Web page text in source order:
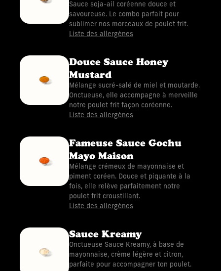
Sauce soja-ail coréenne douce et
savoureuse. Le combo parfait pour
sublimer nos morceaux de poulet frit.
Liste des allergènes
Douce Sauce Honey
Mustard
Mélange sucré-salé de miel et moutarde.
Onctueuse, elle accompagne à merveille
notre poulet frit façon coréenne.
Liste des allergènes
Fameuse Sauce Gochu
Mayo Maison
Mélange crémeux de mayonnaise et
piment coréen. Douce et piquante à la
fois, elle relève parfaitement notre
poulet frit croustillant.
Liste des allergènes
Sauce Kreamy
Onctueuse Sauce Kreamy, à base de
mayonnaise, crème légère et citron,
parfaite pour accompagner ton poulet.